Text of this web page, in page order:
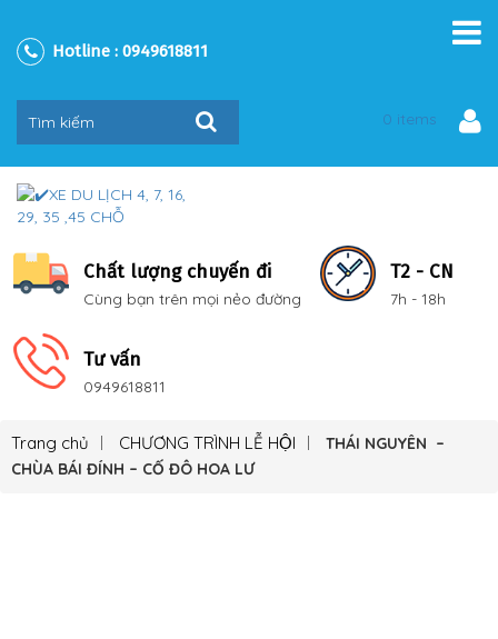
Hotline : 0949618811
0 items
Chất lượng chuyến đi
Cùng bạn trên mọi nẻo đường
T2 - CN
7h - 18h
Tư vấn
0949618811
Trang chủ CHƯƠNG TRÌNH LỄ HỘI
THÁI NGUYÊN –
CHÙA BÁI ĐÍNH – CỐ ĐÔ HOA LƯ